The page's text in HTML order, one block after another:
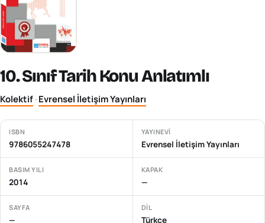
10. Sınıf Tarih Konu Anlatımlı
Kolektif·Evrensel İletişim Yayınları
ISBN
9786055247478
YAYINEVI
Evrensel İletişim Yayınları
BASIM YILI
2014
KAPAK
—
SAYFA
—
DIL
Türkçe